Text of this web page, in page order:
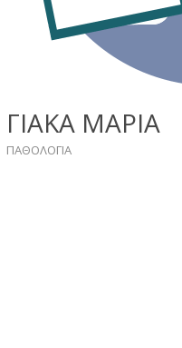
ΓΙΑΚΑ ΜΑΡΙΑ
ΠΑΘΟΛΟΓΙΑ